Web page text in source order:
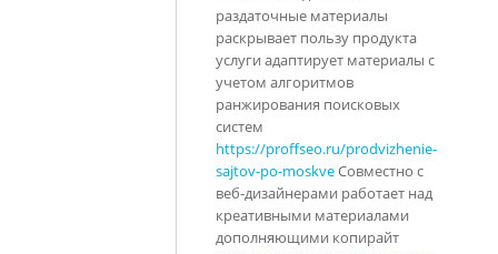
раздаточные материалы
раскрывает пользу продукта
услуги адаптирует материалы с
учетом алгоритмов
ранжирования поисковых
систем
https://proffseo.ru/prodvizhenie-
sajtov-po-moskveСовместно с
веб-дизайнерами работает над
креативными материалами
дополняющими копирайт